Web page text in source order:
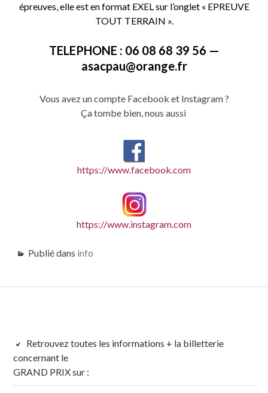
épreuves, elle est en format EXEL sur l’onglet « EPREUVE
TOUT TERRAIN ».
TELEPHONE : 06 08 68 39 56 —
asacpau@orange.fr
Vous avez un compte Facebook et Instagram ?
Ça tombe bien, nous aussi
https://www.facebook.com
https://www.instagram.com
Publié dans info
Colonne
latérale
subsidiaire
Retrouvez toutes les informations + la billetterie
concernant le
GRAND PRIX sur :